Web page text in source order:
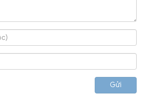
Gửi